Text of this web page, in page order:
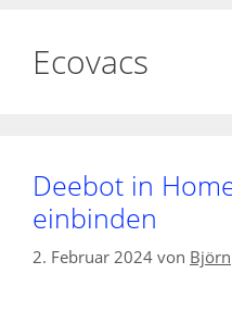
Ecovacs
Deebot in
einbinden
2. Februar 2024 von Björn